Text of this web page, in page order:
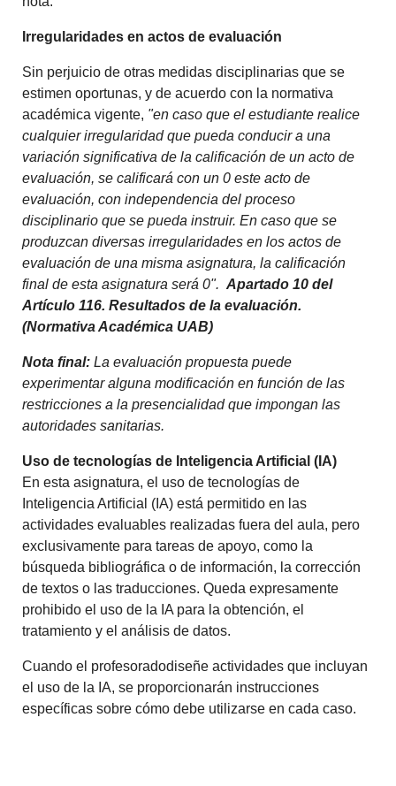
Irregularidades en actos de evaluación
Sin perjuicio de otras medidas disciplinarias que se
estimen oportunas, y de acuerdo con la normativa
académica vigente, "en caso que el estudiante realice
cualquier irregularidad que pueda conducir a una
variación significativa de la calificación de un acto de
evaluación, se calificará con un 0 este acto de
evaluación, con independencia del proceso
disciplinario que se pueda instruir. En caso que se
produzcan diversas irregularidades en los actos de
evaluación de una misma asignatura, la calificación
final de esta asignatura será 0".Apartado 10 del
Artículo 116. Resultados de la evaluación.
(Normativa Académica UAB)
Nota final:La evaluación propuesta puede
experimentar alguna modificación en función de las
restricciones a la presencialidad que impongan las
autoridades sanitarias.
Uso de tecnologías de Inteligencia Artificial (IA)
En esta asignatura, el uso de tecnologías de
Inteligencia Artificial (IA) está permitido en las
actividades evaluables realizadas fuera del aula, pero
exclusivamente para tareas de apoyo, como la
búsqueda bibliográfica o de información, la corrección
de textos o las traducciones. Queda expresamente
prohibido el uso de la IA para la obtención, el
tratamiento y el análisis de datos.
Cuando el profesoradodiseñe actividades que incluyan
el uso de la IA, se proporcionarán instrucciones
específicas sobre cómo debe utilizarse en cada caso.